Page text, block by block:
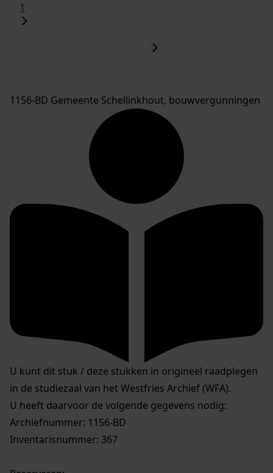
1
1156-BD Gemeente Schellinkhout, bouwvergunningen
U kunt dit stuk / deze stukken in origineel raadplegen
in de studiezaal van het Westfries Archief (WFA).
U heeft daarvoor de volgende gegevens nodig:
Archiefnummer: 1156-BD
Inventarisnummer: 367